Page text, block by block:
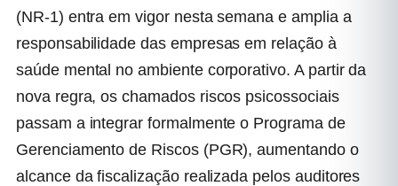
(NR-1) entra em vigor nesta semana e amplia a
responsabilidade das empresas em relação à
saúde mental no ambiente corporativo. A partir da
nova regra, os chamados riscos psicossociais
passam a integrar formalmente o Programa de
Gerenciamento de Riscos (PGR), aumentando o
alcance da fiscalização realizada pelos auditores